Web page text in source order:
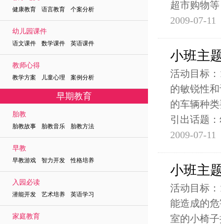
健康教育 语言教育 个案分析
幼儿园课件
语文课件 数学课件 英语课件
教师心得
教学方案 儿童心理 案例分析
早期教育
胎教
胎教故事 胎教音乐 胎教方法
早教
早教游戏 智力开发 性格培养
入园必读
潜能开发 艺术培养 英语学习
家庭教育
超市购物
2009-07-11
小班主
活动目标
的敏锐性
的车辆种
引出话题
2009-07-11
小班主
活动目标
能造成的
室的小椅